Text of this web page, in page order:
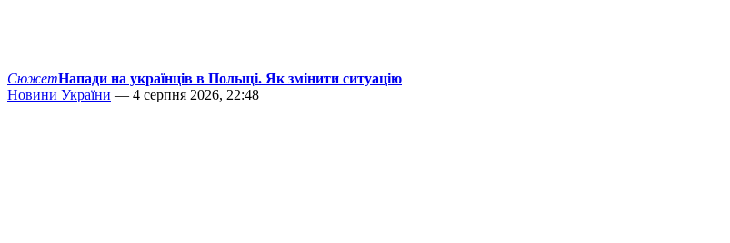
СюжетНапади на українців в Польщі. Як змінити ситуацію
Новини України — 4 серпня 2026, 22:48